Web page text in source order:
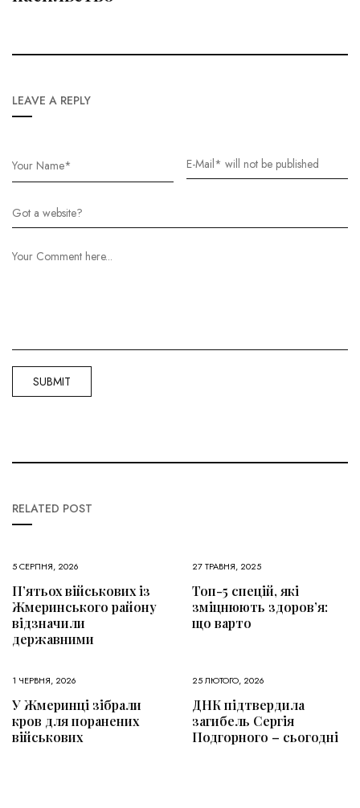
LEAVE A REPLY
RELATED POST
5 СЕРПНЯ, 2026
П’ятьох військових із
Жмеринського району
відзначили
державними
27 ТРАВНЯ, 2025
Топ-5 спецій, які
зміцнюють здоров’я:
що варто
1 ЧЕРВНЯ, 2026
У Жмеринці зібрали
кров для поранених
військових
25 ЛЮТОГО, 2026
ДНК підтвердила
загибель Сергія
Подгорного – сьогодні